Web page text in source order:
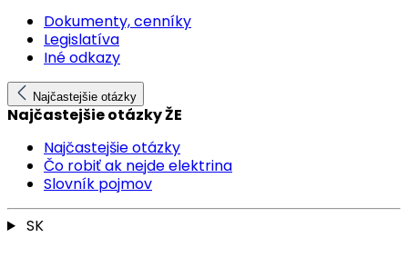
Dokumenty, cenníky
Legislatíva
Iné odkazy
Najčastejšie otázky
Najčastejšie otázky ŽE
Najčastejšie otázky
Čo robiť ak nejde elektrina
Slovník pojmov
SK